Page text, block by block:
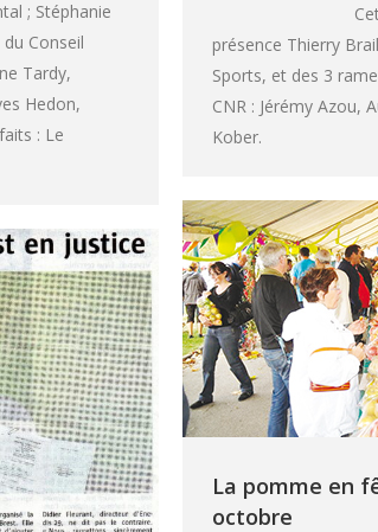
; Stéphanie
Conseil
Tardy,
Hedon,
: Le
Cette
présence Thierry
Sports, et des 3
CNR : Jérémy Azou,
Kober.
La pomme en
octobre